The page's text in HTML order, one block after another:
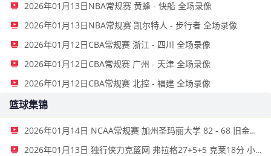
2026年01月13日NBA常规赛 黄蜂 - 快船 全场录像
2026年01月13日NBA常规赛 凯尔特人 - 步行者 全场录像
2026年01月12日CBA常规赛 浙江 - 四川 全场录像
2026年01月12日CBA常规赛 广州 - 天津 全场录像
2026年01月12日CBA常规赛 北控 - 福建 全场录像
篮球集锦
2026年01月14日 NCAA常规赛 加州圣玛丽大学 82 - 68 旧金山大学 全场集锦
2026年01月13日 独行侠力克篮网 弗拉格27+5+5 克莱18分 小波特28+9